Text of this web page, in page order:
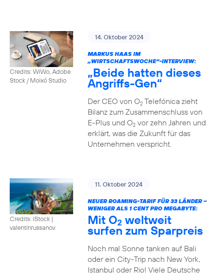
Credits: WiWo, Adobe
Stock / Moixó Studio
14. Oktober 2024
MARKUS HAAS IM
„WIRTSCHAFTSWOCHE“-INTERVIEW:
„Beide hatten dieses
Angriffs-Gen“
Der CEO von O2Telefónica zieht
Bilanz zum Zusammenschluss von
E-Plus und O2vor zehn Jahren und
erklärt, was die Zukunft für das
Unternehmen verspricht.
Credits: iStock |
valentinrussanov
11. Oktober 2024
NEUER ROAMING-TARIF FÜR 33 LÄNDER –
WENIGER ALS 1 CENT PRO MEGABYTE:
Mit O2 weltweit
surfen zum Sparpreis
Noch mal Sonne tanken auf Bali
oder ein City-Trip nach New York,
Istanbul oder Rio! Viele Deutsche